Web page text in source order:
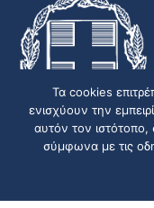
Τα cookies
ενισχύουν την
αυτόν τον
σύμφωνα με τις